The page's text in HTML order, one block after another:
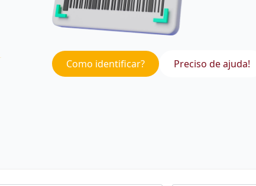
Como identificar? Preciso de ajuda!